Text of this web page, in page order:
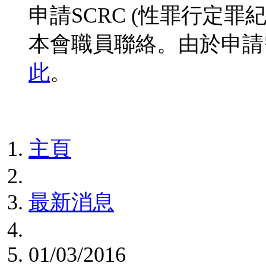
申請SCRC (性罪行定罪
本會職員聯絡。由於申
此。
主頁
最新消息
01/03/2016